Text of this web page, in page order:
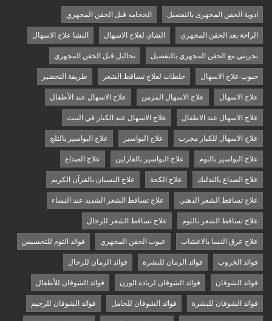
ادوية الحقن المجهرى بالتفصيل الحجامه قبل الحقن المجهري
الراحة بعد الحقن المجهري الشاي لعلاج الاسهال النشا علاج الاسهال
تجربتي مع الحقن المجهري بالتفصيل تحاليل قبل الحقن المجهري
حبوب علاج الاسهال خلطات لعلاج تساقط الشعر طريقة التحضير
علاج الاسهال علاج الاسهال المزمن علاج الاسهال عند الأطفال
علاج الاسهال عند الاطفال علاج الاسهال عند الكبار في البيت
علاج الاسهال للكبار مجرب علاج البواسير علاج البواسير بالثلج
علاج البواسير بالثوم علاج البواسير بالفازلين علاج الصداع
علاج الصداع بالتدليك علاج الكحة علاج النسيان بالقرآن الكريم
علاج تساقط الشعر الدهني علاج تساقط الشعر الشديد عند النساء
علاج تساقط الشعر بالثوم علاج تساقط الشعر للرجال
علاج عرق النسا بالاعشاب عيوب الحقن المجهري فوائد الثوم للتخسيس
فوائد الخروب فوائد الرمان للبشرة فوائد الرمان للرجال
فوائد الشوفان فوائد الشوفان لزيادة الوزن فوائد الشوفان للأطفال
فوائد الشوفان للبشرة فوائد الشوفان للحامل فوائد الشوفان للرجيم